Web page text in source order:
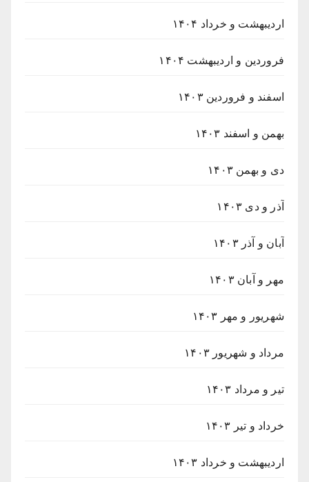
اردیبهشت و خرداد ۱۴۰۴
فروردین و اردیبهشت ۱۴۰۴
اسفند و فروردین ۱۴۰۳
بهمن و اسفند ۱۴۰۳
دی و بهمن ۱۴۰۳
آذر و دی ۱۴۰۳
آبان و آذر ۱۴۰۳
مهر و آبان ۱۴۰۳
شهریور و مهر ۱۴۰۳
مرداد و شهریور ۱۴۰۳
تیر و مرداد ۱۴۰۳
خرداد و تیر ۱۴۰۳
اردیبهشت و خرداد ۱۴۰۳